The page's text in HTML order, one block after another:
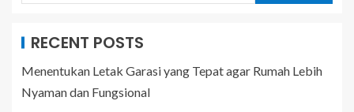
RECENT POSTS
Menentukan Letak Garasi yang Tepat agar Rumah Lebih
Nyaman dan Fungsional